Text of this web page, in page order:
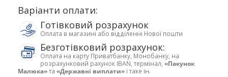
Варіанти оплати:
Готівковий розрахунок
Оплата в магазині або відділенні Нової пошти
Безготівковий розрахунок:
Оплата на карту Приватбанку, Монобанку, на
розрахунковий рахунок IBAN, термінал, «Пакунок
Малюка»та «Державні виплати» і таке ін.